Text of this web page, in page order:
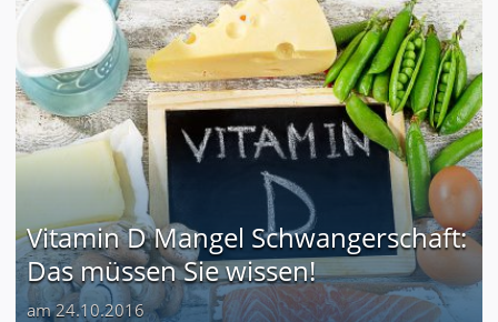
Vitamin D Mangel Schwangerschaft:
Das müssen Sie wissen!
am 24.10.2016